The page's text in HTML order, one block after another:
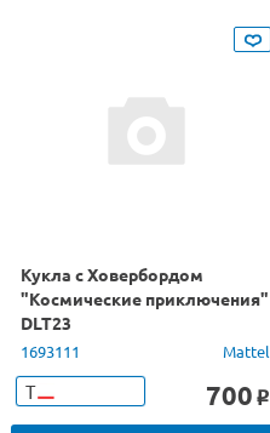
Кукла с Ховербордом
"Космические приключения"
DLT23
1693111 Mattel
Т 700 o